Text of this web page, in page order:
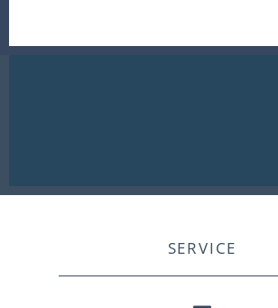
SERVICE